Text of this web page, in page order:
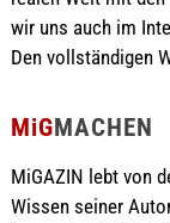
wir uns auch im
Den vollständigen
MiGMACHEN
MiGAZIN lebt von
Wissen seiner